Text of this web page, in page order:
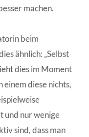
machen.
beim
ähnlich: „Selbst
dies im Moment
diese nichts,
und nur wenige
sind, dass man